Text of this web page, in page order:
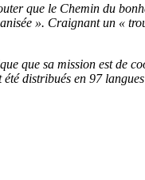
que le Chemin du
». Craignant un «
que sa mission est
distribués en 97